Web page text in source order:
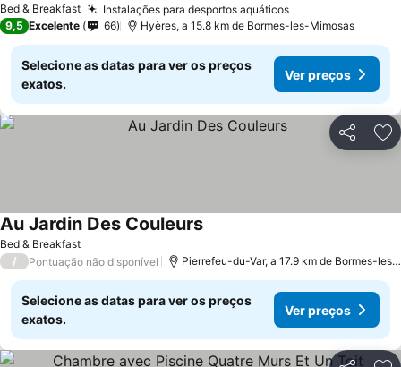
Bed & Breakfast Instalações para desportos aquáticos
9,5 Excelente 66 Hyères, a 15.8 km de Bormes-les-Mimosas
Selecione as datas para ver os preços
exatos.
Ver preços
Partilhar
Bed & Breakfast
Au Jardin Des Couleurs
/ Pontuação não disponível Pierrefeu-du-Var, a 17.9 km de Bormes-les-Mimosas
Selecione as datas para ver os preços
exatos.
Ver preços